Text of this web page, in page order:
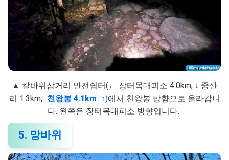
▲ 칼바위삼거리 안전쉼터(← 장터목대피소 4.0km, ↓ 중산
리 1.3km, 천왕봉 4.1km ↑)에서 천왕봉 방향으로 올라갑니
다. 왼쪽은 장터목대피소 방향입니다.
5. 망바위